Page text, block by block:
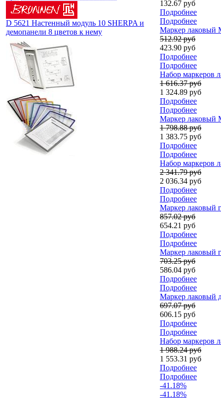
D 5621 Настенный модуль 10 SHERPA и
демопанели 8 цветов к нему
132.67 руб
Подробнее
Подробнее
Маркер лаковый
512.92 руб
423.90 руб
Подробнее
Подробнее
Набор маркеров
1 616.37 руб
1 324.89 руб
Подробнее
Подробнее
Маркер лаковый
1 798.88 руб
1 383.75 руб
Подробнее
Подробнее
Набор маркеров
2 341.79 руб
2 036.34 руб
Подробнее
Подробнее
Маркер лаковый
857.02 руб
654.21 руб
Подробнее
Подробнее
Маркер лаковый
703.25 руб
586.04 руб
Подробнее
Подробнее
Маркер лаковый
697.07 руб
606.15 руб
Подробнее
Подробнее
Набор маркеров
1 988.24 руб
1 553.31 руб
Подробнее
Подробнее
-41.18%
-41.18%